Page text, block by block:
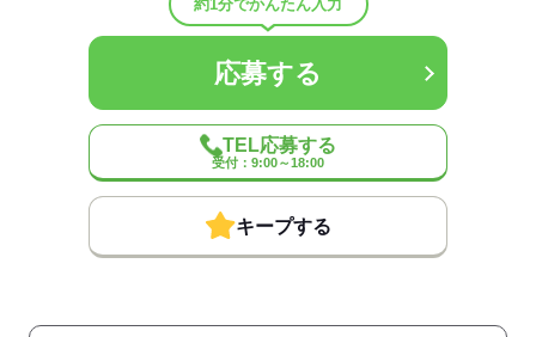
【初期サポート】
・スタート支度金50,000円支給
・採用お祝い金あり
・同乗見学会あり
・寮対応あり
【収入サポート】
・現金手渡しOK
約1分でかんたん入力
応募する
TEL応募する
受付：9:00～18:00
キープする